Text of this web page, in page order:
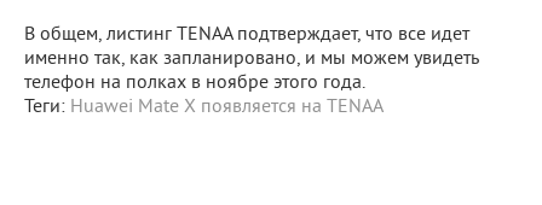
В общем, листинг TENAA подтверждает, что все идет
именно так, как запланировано, и мы можем увидеть
телефон на полках в ноябре этого года.
Теги: Huawei Mate X появляется на TENAA